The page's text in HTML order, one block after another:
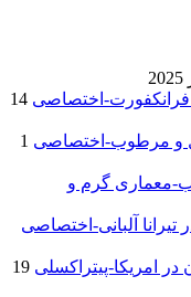
اختصاصی 14
و مرطوب-اختصاصی 1
معماری گرم و
آلبانی-اختصاصی
امریکا-پیتراکسلی 19